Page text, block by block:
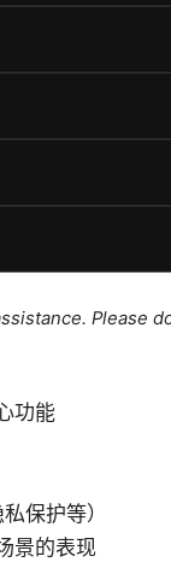
Please
功能
保护等）
景的表现